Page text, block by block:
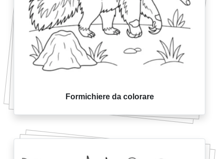
Formichiere da colorare